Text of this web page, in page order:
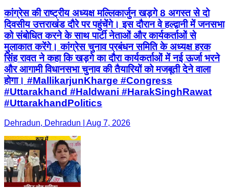
कांग्रेस की राष्ट्रीय अध्यक्ष मल्लिकार्जुन खड़गे 8 अगस्त से दो
दिवसीय उत्तराखंड दौरे पर पहुंचेंगे। इस दौरान वे हल्द्वानी में जनसभा
को संबोधित करने के साथ पार्टी नेताओं और कार्यकर्ताओं से
मुलाकात करेंगे। कांग्रेस चुनाव प्रबंधन समिति के अध्यक्ष हरक
सिंह रावत ने कहा कि खड़गे का दौरा कार्यकर्ताओं में नई ऊर्जा भरने
और आगामी विधानसभा चुनाव की तैयारियों को मजबूती देने वाला
होगा। #MallikarjunKharge #Congress
#Uttarakhand #Haldwani #HarakSinghRawat
#UttarakhandPolitics
Dehradun, Dehradun | Aug 7, 2026